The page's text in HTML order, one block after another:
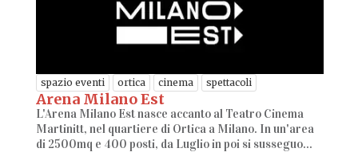
spazio eventi ortica cinema spettacoli
Arena Milano Est
L'Arena Milano Est nasce accanto al Teatro Cinema
Martinitt, nel quartiere di Ortica a Milano. In un'area
di 2500mq e 400 posti, da Luglio in poi si susseguo...